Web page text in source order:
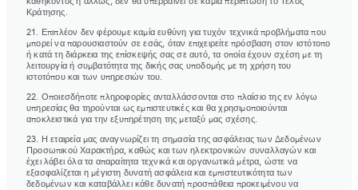
Κράτησης.
21. Επιπλέον δεν φέρουμε καμία ευθύνη για τυχόν τεχνικά προβλήματα που
μπορεί να παρουσιαστούν σε εσάς, όταν επιχειρείτε πρόσβαση στον ιστότοπο
ή κατά τη διάρκεια της επίσκεψής σας σε αυτό, τα οποία έχουν σχέση με τη
λειτουργία ή συμβατότητα της δικής σας υποδομής με τη χρήση του
ιστοτόπου και των υπηρεσιών του.
22. Οποιεσδήποτε πληροφορίες ανταλλάσσονται στο πλαίσιο της εν λόγω
υπηρεσίας θα τηρούνται ως εμπιστευτικές και θα χρησιμοποιούνται
αποκλειστικά για την εξυπηρέτηση της μεταξύ μας σχέσης.
23. Η εταιρεία μας αναγνωρίζει τη σημασία της ασφάλειας των Δεδομένων
Προσωπικού Χαρακτήρα, καθώς και των ηλεκτρονικών συναλλαγών και
έχει λάβει όλα τα απαραίτητα τεχνικά και οργανωτικά μέτρα, ώστε να
εξασφαλίζεται η μέγιστη δυνατή ασφάλεια και εμπιστευτικότητα των
δεδομένων και καταβάλλει κάθε δυνατή προσπάθεια προκειμένου να